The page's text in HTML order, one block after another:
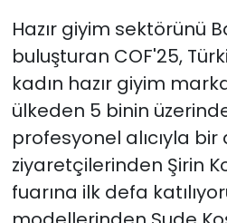
Hazır giyim sektörünü
buluşturan COF'25,
kadın hazır giyim
ülkeden 5 binin
profesyonel alıcıyla
ziyaretçilerinden Şirin
fuarına ilk defa